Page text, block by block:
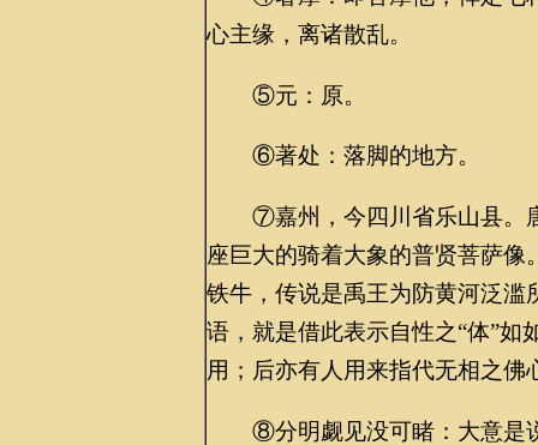
心主缘，离诸散乱。
⑤元：原。
⑥著处：落脚的地方。
⑦嘉州，今四川省乐山县。唐
座巨大的骑着大象的普贤菩萨
铁牛，传说是禹王为防黄河泛滥
语，就是借此表示自性之“体”如
用；后亦有人用来指代无相之佛
⑧分明觑见没可睹：大意是说